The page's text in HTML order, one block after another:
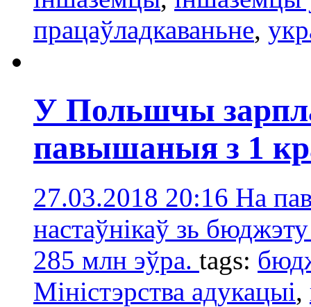
працаўладкаваньне,
У Польшчы
павышаныя з 1
27.03.2018 20:16 На
настаўнікаў зь
285 млн эўра. tags:
Міністэрства адукацыі,